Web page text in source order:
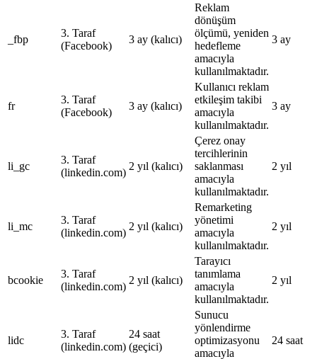
_fbp
3. Taraf
(Facebook)
3 ay (kalıcı)
Reklam
dönüşüm
ölçümü, yeniden
hedefleme
amacıyla
kullanılmaktadır.
3 ay
fr
3. Taraf
(Facebook)
3 ay (kalıcı)
Kullanıcı reklam
etkileşim takibi
amacıyla
kullanılmaktadır.
3 ay
li_gc
3. Taraf
(linkedin.com)
2 yıl (kalıcı)
Çerez onay
tercihlerinin
saklanması
amacıyla
kullanılmaktadır.
2 yıl
li_mc
3. Taraf
(linkedin.com)
2 yıl (kalıcı)
Remarketing
yönetimi
amacıyla
kullanılmaktadır.
2 yıl
bcookie
3. Taraf
(linkedin.com)
2 yıl (kalıcı)
Tarayıcı
tanımlama
amacıyla
kullanılmaktadır.
2 yıl
lidc
3. Taraf
(linkedin.com)
24 saat
(geçici)
Sunucu
yönlendirme
optimizasyonu
amacıyla
24 saat